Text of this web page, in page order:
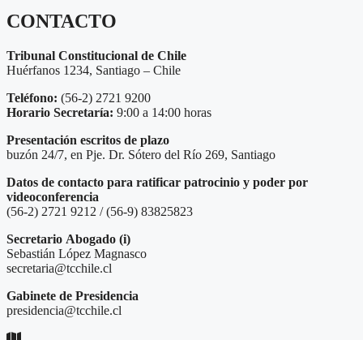
CONTACTO
Tribunal Constitucional de Chile
Huérfanos 1234, Santiago – Chile
Teléfono: (56-2) 2721 9200
Horario Secretaría: 9:00 a 14:00 horas
Presentación escritos de plazo
buzón 24/7, en Pje. Dr. Sótero del Río 269, Santiago
Datos de contacto para ratificar patrocinio y poder por
videoconferencia
(56-2) 2721 9212 / (56-9) 83825823
Secretario Abogado (i)
Sebastián López Magnasco
secretaria@tcchile.cl
Gabinete de Presidencia
presidencia@tcchile.cl